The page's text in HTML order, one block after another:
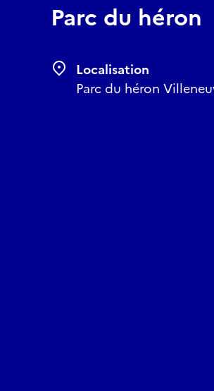
Parc du héron
Localisation
Parc du héron